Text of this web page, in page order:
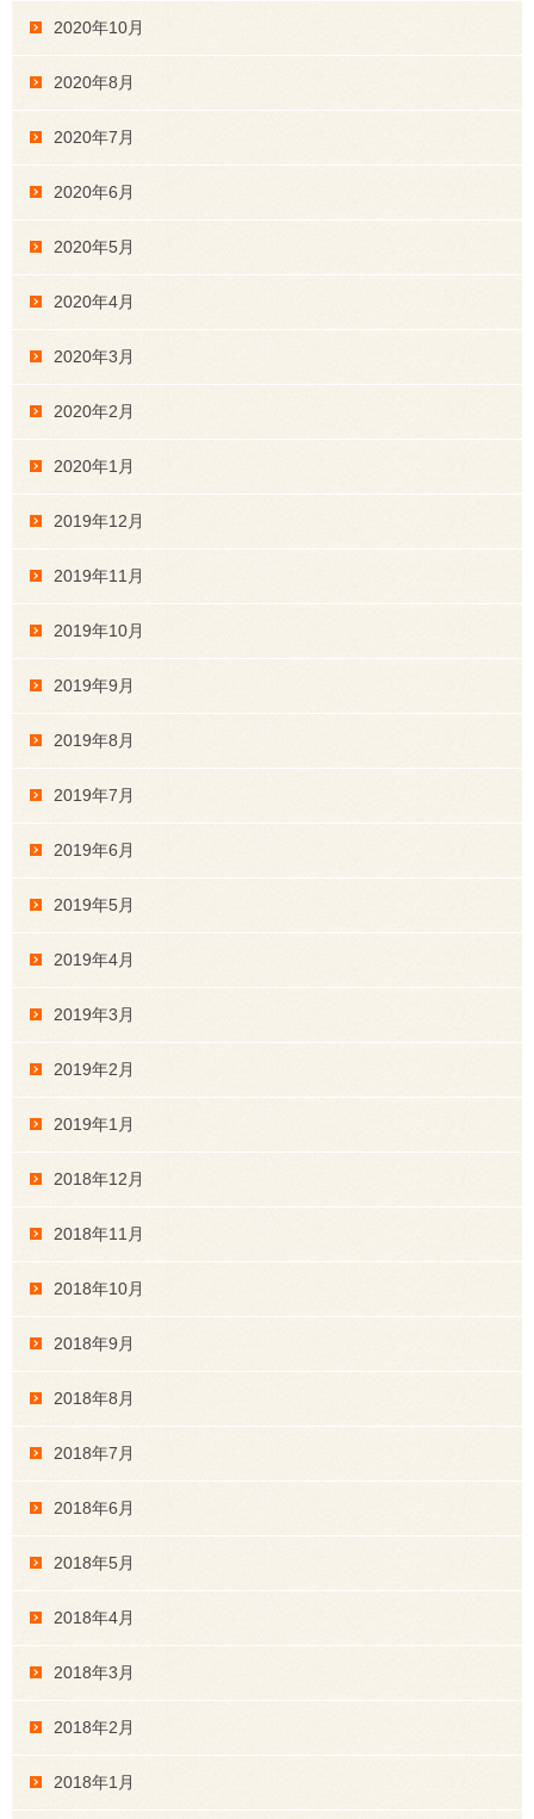
2020年10月
2020年8月
2020年7月
2020年6月
2020年5月
2020年4月
2020年3月
2020年2月
2020年1月
2019年12月
2019年11月
2019年10月
2019年9月
2019年8月
2019年7月
2019年6月
2019年5月
2019年4月
2019年3月
2019年2月
2019年1月
2018年12月
2018年11月
2018年10月
2018年9月
2018年8月
2018年7月
2018年6月
2018年5月
2018年4月
2018年3月
2018年2月
2018年1月